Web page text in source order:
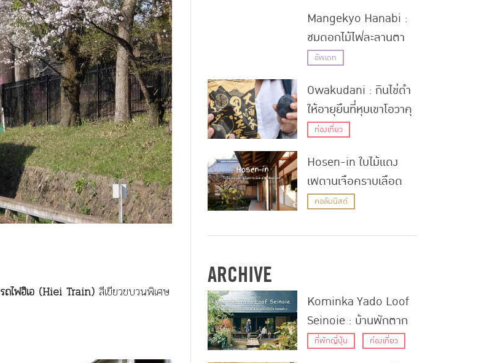
รถไฟฮิเอ (Hiei Train) สีเขียวขบวนพิเศษ
ฉบับอิ่มเอมทริป
Mangekyo Hanabi :
ชมดอกไม้ไฟละลานตา
จากภาพฉายในเทศกาล
โลกปราสาทนิโจ
(สิ้นสุดแล้ว)
อัพเดท
Owakudani : กินไข่ดำ
ให้อายุยืนที่หุบเขาโอวาคุ
ดานิ ภูเขาไฟที่ยังคุกรุ่น
ฮาโกเน่
ท่องเที่ยว
Hosen-in ใบไม้แดง
เพดานเจือคราบเลือด
สวนแห้งแปลกตา
คอลัมนิสต์
ARCHIVE
Kominka Yado Loof
Seinoie : บ้านพักตาก
อากาศอายุ 150 ปีใน
ที่พักญี่ปุ่น ท่องเที่ยว